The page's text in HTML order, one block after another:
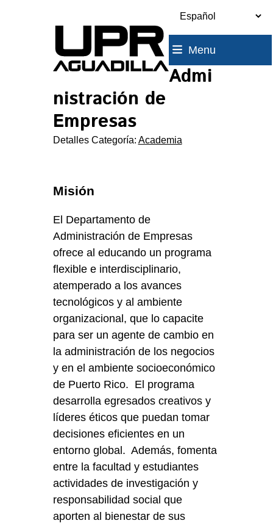
Menu
Admi
nistración de
Empresas
Detalles Categoría: Academia
Misión
El Departamento de
Administración de Empresas
ofrece al educando un programa
flexible e interdisciplinario,
atemperado a los avances
tecnológicos y al ambiente
organizacional, que lo capacite
para ser un agente de cambio en
la administración de los negocios
y en el ambiente socioeconómico
de Puerto Rico. El programa
desarrolla egresados creativos y
líderes éticos que puedan tomar
decisiones eficientes en un
entorno global. Además, fomenta
entre la facultad y estudiantes
actividades de investigación y
responsabilidad social que
aporten al bienestar de sus